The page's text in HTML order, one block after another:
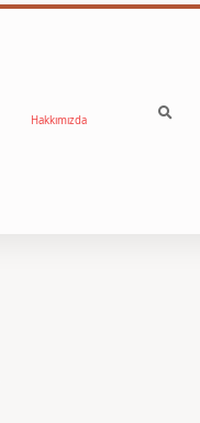
Hakkımızda